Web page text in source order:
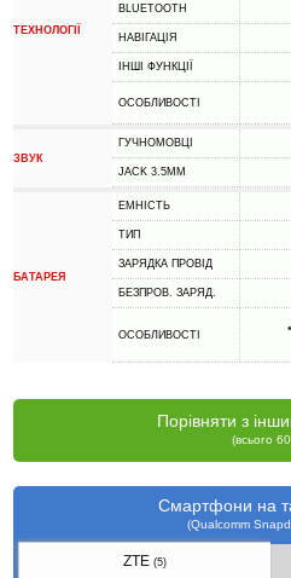
ТЕХНОЛОГІЇ
BLUETOOTH
НАВІГАЦІЯ
ІНШІ ФУНКЦІЇ
ОСОБЛИВОСТІ
ЗВУК
ГУЧНОМОВЦІ
JACK 3.5MM
БАТАРЕЯ
ЕМНІСТЬ
ТИП
ЗАРЯДКА ПРОВІД
БЕЗПРОВ. ЗАРЯД.
ОСОБЛИВОСТІ
Порівняти з
(всього
Смартфони на
(Qualcomm
ZTE(5)